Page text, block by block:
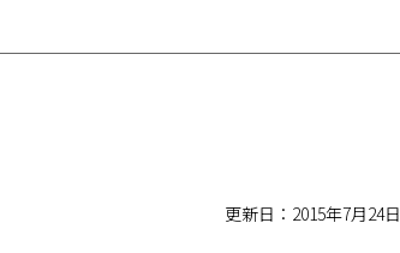
更新日：2015年7月24日